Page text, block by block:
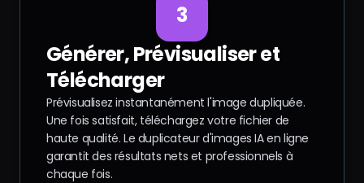
3
Générer, Prévisualiser et
Télécharger
Prévisualisez instantanément l'image dupliquée.
Une fois satisfait, téléchargez votre fichier de
haute qualité. Le duplicateur d'images IA en ligne
garantit des résultats nets et professionnels à
chaque fois.